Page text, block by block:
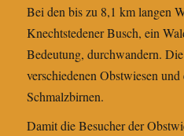
Bei den bis zu 8,1 km langen
Knechtstedener Busch, ein
Bedeutung, durchwandern.
verschiedenen Obstwiesen
Schmalzbirnen.
Damit die Besucher der